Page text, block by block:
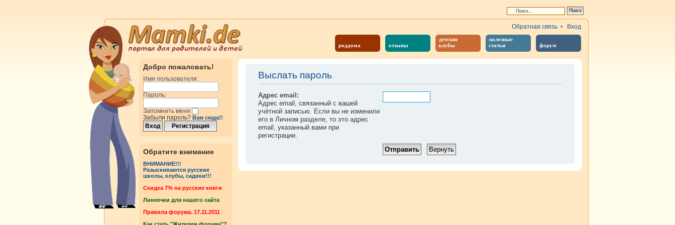
роддома отзывы
детские
клубы
полезные
статьи
форум
Обратная связь • Вход
Добро пожаловать!
Имя пользователя:
Пароль:
Запомнить меня
Забыли пароль? Вам сюда!!
Обратите внимание
ВНИМАНИЕ!!!
Разыскиваются русские
школы, клубы, садики!!!
Cкидка 7% на русские книги
Линеечки для нашего сайта
Правила форума. 17.11.2011
Выслать пароль
Адрес email:
Адрес email, связанный с вашей
учётной записью. Если вы не изменили
его в Личном разделе, то это адрес
email, указанный вами при
регистрации.